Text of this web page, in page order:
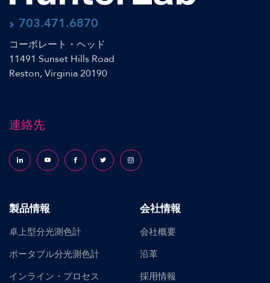
703.471.6870
コーポレート・ヘッド
11491 Sunset Hills Road
Reston, Virginia 20190
連絡先
Follow us on LinkedInFollow us on YouTubeFollow us on Facebook
Follow us on X (formerly Twitter)
Follow us on Instagram
製品情報
卓上型分光測色計
ポータブル分光測色計
インライン・プロセス
会社情報
会社概要
沿革
採用情報